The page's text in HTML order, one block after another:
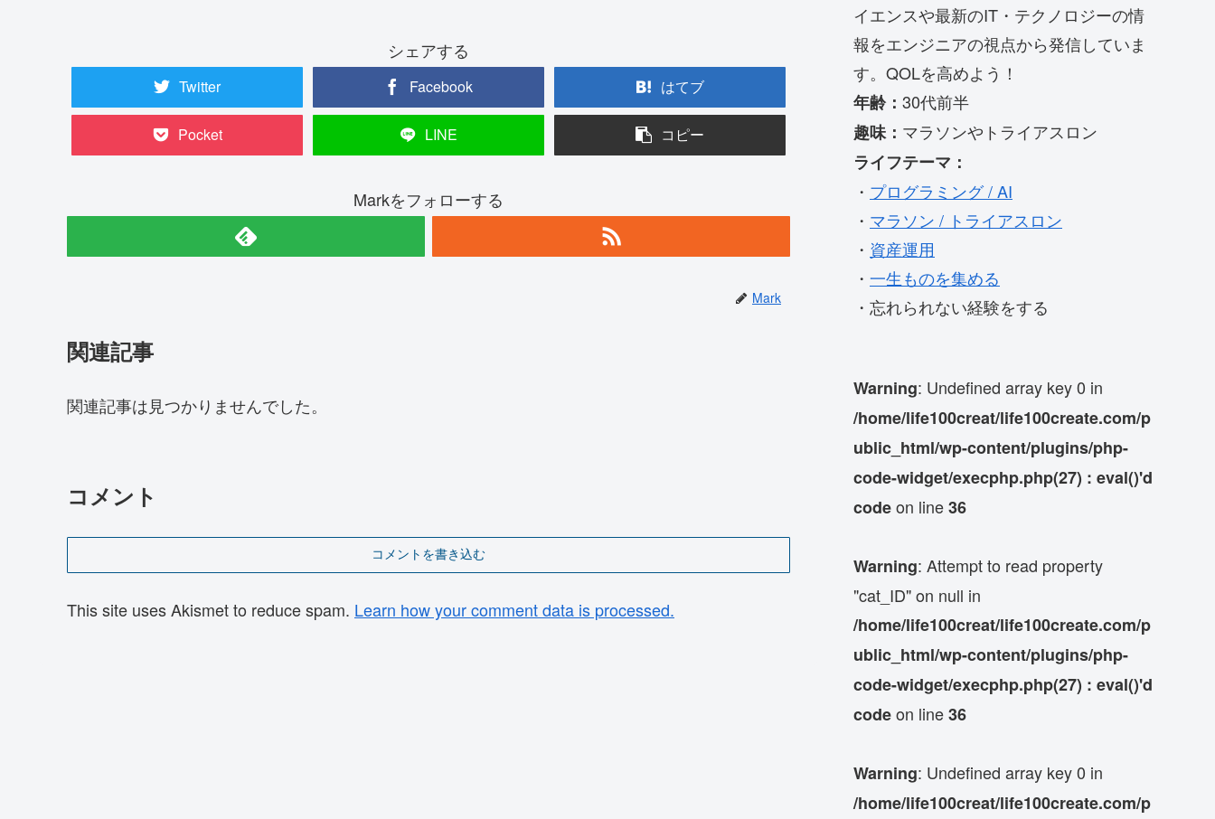
シェアする
Twitter Facebook はてブ
Pocket LINE コピー
Markをフォローする
Mark
関連記事
関連記事は見つかりませんでした。
コメント
コメントを書き込む
This site uses Akismet to reduce spam. Learn how your comment data is processed.
イエンスや最新のIT・テクノロジーの情
報をエンジニアの視点から発信していま
す。QOLを高めよう！
年齢： 30代前半
趣味： マラソンやトライアスロン
ライフテーマ：
・ プログラミング / AI
・ マラソン / トライアスロン
・ 資産運用
・ 一生ものを集める
・忘れられない経験をする
Warning: Undefined array key 0 in
/home/life100creat/life100create.com/p
ublic_html/wp-content/plugins/php-
code-widget/execphp.php(27) : eval()'d
codeon line36
Warning: Attempt to read property
"cat_ID" on null in
/home/life100creat/life100create.com/p
ublic_html/wp-content/plugins/php-
code-widget/execphp.php(27) : eval()'d
codeon line36
Warning: Undefined array key 0 in
/home/life100creat/life100create.com/p